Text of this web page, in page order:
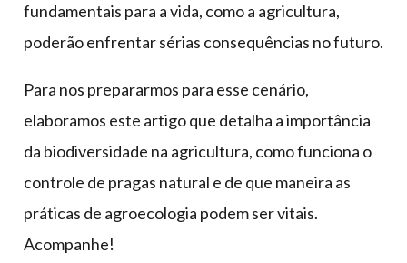
fundamentais para a vida, como a agricultura,
poderão enfrentar sérias consequências no futuro.
Para nos prepararmos para esse cenário,
elaboramos este artigo que detalha a importância
da biodiversidade na agricultura, como funciona o
controle de pragas natural e de que maneira as
práticas de agroecologia podem ser vitais.
Acompanhe!